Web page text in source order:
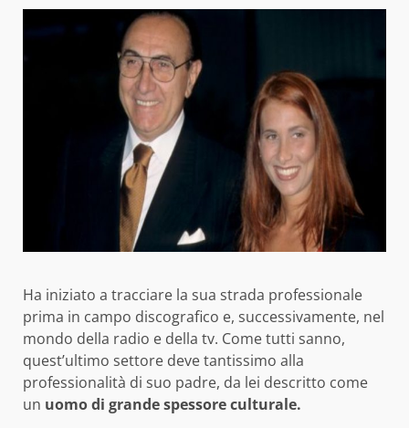
Ha iniziato a tracciare la sua strada professionale
prima in campo discografico e, successivamente, nel
mondo della radio e della tv. Come tutti sanno,
quest’ultimo settore deve tantissimo alla
professionalità di suo padre, da lei descritto come
un uomo di grande spessore culturale.